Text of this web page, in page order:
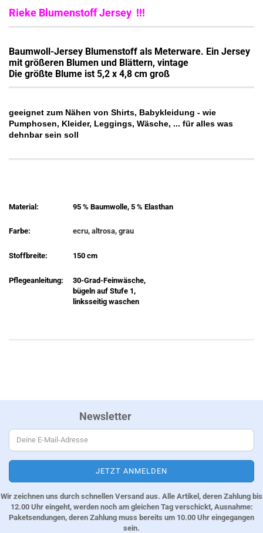
Rieke Blumenstoff Jersey !!!
Baumwoll-Jersey Blumenstoff als Meterware. Ein Jersey
mit größeren Blumen und Blättern, vintage
Die größte Blume ist 5,2 x 4,8 cm groß
geeignet zum Nähen von Shirts, Babykleidung - wie
Pumphosen, Kleider, Leggings, Wäsche, ... für alles was
dehnbar sein soll
Material: 95 % Baumwolle, 5 % Elasthan
Farbe: ecru, altrosa, grau
Stoffbreite: 150 cm
Pflegeanleitung:
30-Grad-Feinwäsche,
bügeln auf Stufe 1,
linksseitig waschen
Newsletter
Wir zeichnen uns durch schnellen Versand aus. Alle Artikel, deren Zahlung bis
12.00 Uhr eingeht, werden noch am gleichen Tag verschickt, Ausnahme:
Paketsendungen, deren Zahlung muss bereits um 10.00 Uhr eingegangen
sein.